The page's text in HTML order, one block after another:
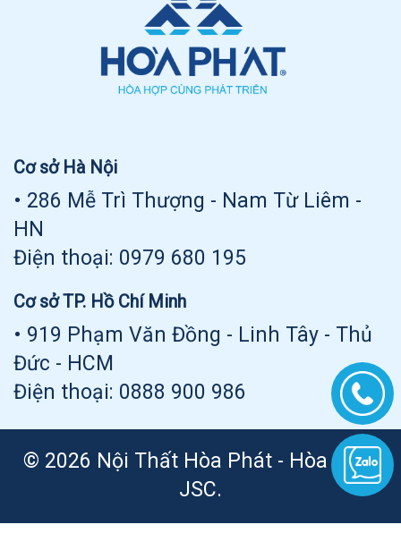
Cơ sở Hà Nội
• 286 Mễ Trì Thượng - Nam Từ Liêm -
HN
Điện thoại: 0979 680 195
Cơ sở TP. Hồ Chí Minh
• 919 Phạm Văn Đồng - Linh Tây - Thủ
Đức - HCM
Điện thoại: 0888 900 986
© 2026 Nội Thất Hòa Phát - Hòa Phát
JSC.